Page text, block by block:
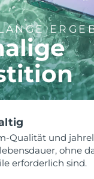
Qualität und
ohne
erforderlich sind.